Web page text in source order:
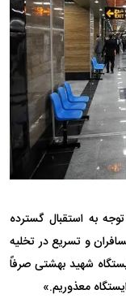
به استقبال گسترده
و تسریع در تخلیه
شهید بهشتی صرفاً
معذوریم.»